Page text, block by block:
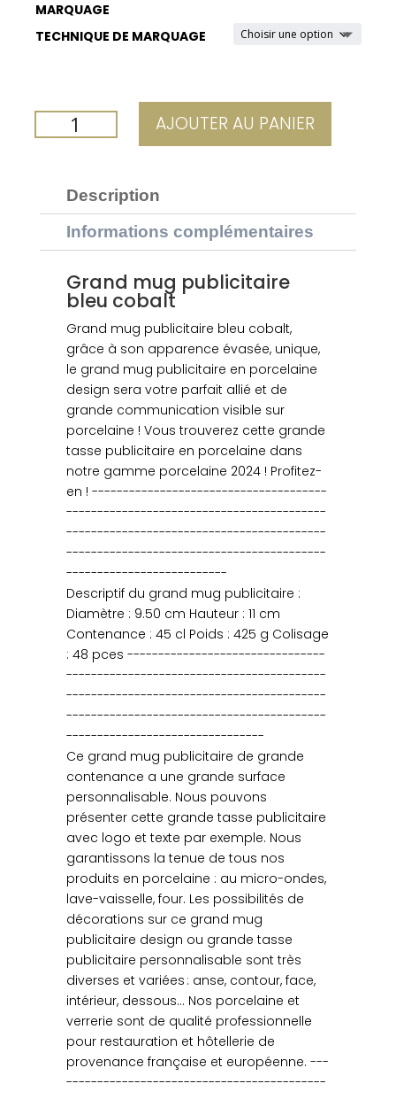
MARQUAGE
TECHNIQUE DE MARQUAGE
QUANTITÉ
DE
PUBLICITAIRE
COBALT
AJOUTER AU PANIER
Description
Informations complémentaires
Grand mug publicitaire
bleu cobalt
Grand mug publicitaire bleu cobalt,
grâce à son apparence évasée, unique,
le grand mug publicitaire en porcelaine
design sera votre parfait allié et de
grande communication visible sur
porcelaine ! Vous trouverez cette grande
tasse publicitaire en porcelaine dans
notre gamme porcelaine 2024 ! Profitez-
en ! --------------------------------------
------------------------------------------
------------------------------------------
------------------------------------------
--------------------------
Descriptif du grand mug publicitaire :
Diamètre : 9.50 cm Hauteur : 11 cm
Contenance : 45 cl Poids : 425 g Colisage
: 48 pces --------------------------------
------------------------------------------
------------------------------------------
------------------------------------------
--------------------------------
Ce grand mug publicitaire de grande
contenance a une grande surface
personnalisable. Nous pouvons
présenter cette grande tasse publicitaire
avec logo et texte par exemple. Nous
garantissons la tenue de tous nos
produits en porcelaine : au micro-ondes,
lave-vaisselle, four. Les possibilités de
décorations sur ce grand mug
publicitaire design ou grande tasse
publicitaire personnalisable sont très
diverses et variées : anse, contour, face,
intérieur, dessous… Nos porcelaine et
verrerie sont de qualité professionnelle
pour restauration et hôtellerie de
provenance française et européenne. ---
------------------------------------------